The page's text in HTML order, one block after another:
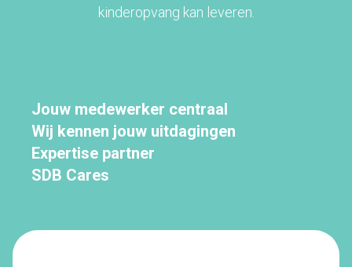
kinderopvang kan leveren.
Jouw medewerker centraal
Wij kennen jouw uitdagingen
Expertise partner
SDB Cares